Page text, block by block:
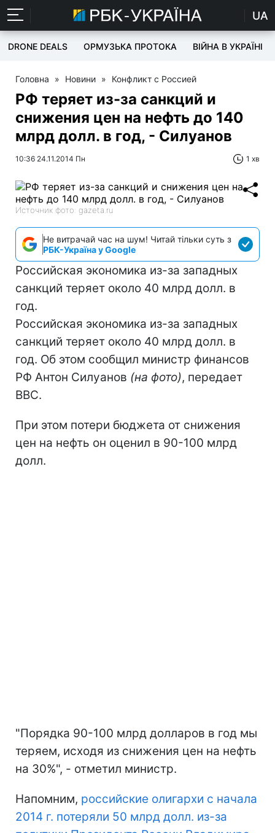
UA
DRONE DEALS ОРМУЗЬКА ПРОТОКА ВІЙНА В УКРАЇНІ
Головна » Новини » Конфликт с Россией
РФ теряет из-за санкций и
снижения цен на нефть до 140
млрд долл. в год, - Силуанов
10:36 24.11.2014 Пн 1 хв
Источник фото: gazeta.ru
Не витрачай час на шум! Читай тільки суть з
РБК-Україна у Google
Российская экономика из-за западных
санкций теряет около 40 млрд долл. в
год.
Российская экономика из-за западных
санкций теряет около 40 млрд долл. в
год. Об этом сообщил министр финансов
РФ Антон Силуанов (на фото), передает
ВВС.
При этом потери бюджета от снижения
цен на нефть он оценил в 90-100 млрд
долл.
"Порядка 90-100 млрд долларов в год мы
теряем, исходя из снижения цен на нефть
на 30%", - отметил министр.
Напомним, российские олигархи с начала
2014 г. потеряли 50 млрд долл. из-за